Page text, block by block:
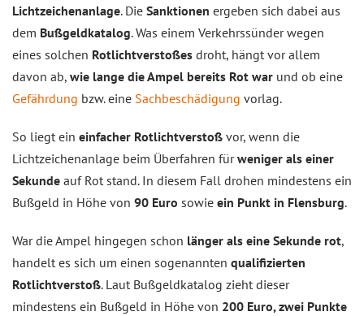
Lichtzeichenanlage. Die Sanktionen ergeben sich dabei aus
dem Bußgeldkatalog. Was einem Verkehrssünder wegen
eines solchen Rotlichtverstoßes droht, hängt vor allem
davon ab, wie lange die Ampel bereits Rot war und ob eine
Gefährdung bzw. eine Sachbeschädigung vorlag.
So liegt ein einfacher Rotlichtverstoß vor, wenn die
Lichtzeichenanlage beim Überfahren fürweniger als einer
Sekunde auf Rot stand. In diesem Fall drohen mindestens ein
Bußgeld in Höhe von 90 Euro sowie ein Punkt in Flensburg.
War die Ampel hingegen schon länger als eine Sekunde rot,
handelt es sich um einen sogenannten qualifizierten
Rotlichtverstoß. Laut Bußgeldkatalog zieht dieser
mindestens ein Bußgeld in Höhe von 200 Euro, zwei Punkte